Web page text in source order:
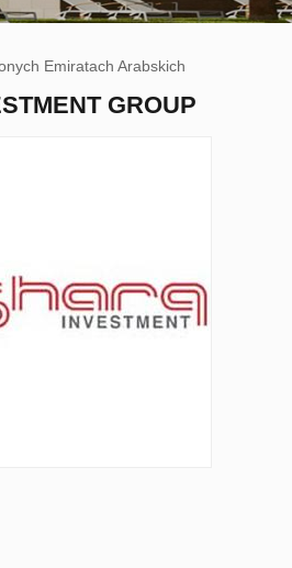
Emiratach Arabskich
GROUP